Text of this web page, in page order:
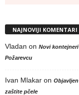
NAJNOVIJI KOMENTARI
Vladan on Novi
Požarevcu
Ivan Mlakar on
zaštite pčele